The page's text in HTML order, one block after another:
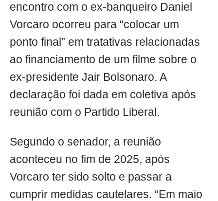
encontro com o ex-banqueiro Daniel
Vorcaro ocorreu para “colocar um
ponto final” em tratativas relacionadas
ao financiamento de um filme sobre o
ex-presidente Jair Bolsonaro. A
declaração foi dada em coletiva após
reunião com o Partido Liberal.
Segundo o senador, a reunião
aconteceu no fim de 2025, após
Vorcaro ter sido solto e passar a
cumprir medidas cautelares. “Em maio